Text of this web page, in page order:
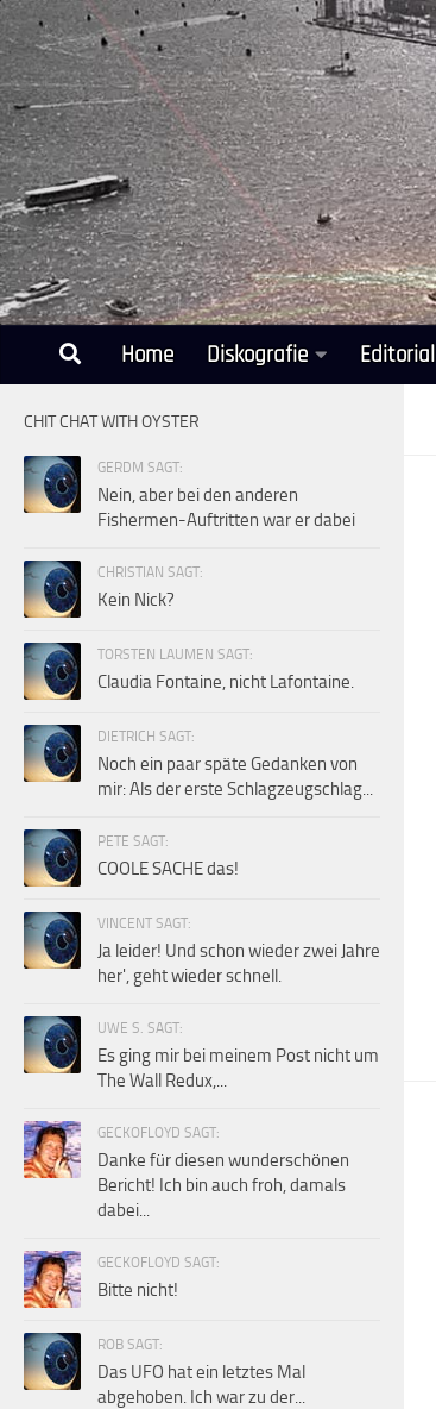
Unter dem Inhalt
Home Diskografie Editorial
CHIT CHAT WITH OYSTER
GERDM SAGT:
Nein, aber bei den anderen
Fishermen-Auftritten war er dabei
CHRISTIAN SAGT:
Kein Nick?
TORSTEN LAUMEN SAGT:
Claudia Fontaine, nicht Lafontaine.
DIETRICH SAGT:
Noch ein paar späte Gedanken von
mir: Als der erste Schlagzeugschlag...
PETE SAGT:
COOLE SACHE das!
VINCENT SAGT:
Ja leider! Und schon wieder zwei Jahre
her', geht wieder schnell.
UWE S. SAGT:
Es ging mir bei meinem Post nicht um
The Wall Redux,...
GECKOFLOYD SAGT:
Danke für diesen wunderschönen
Bericht! Ich bin auch froh, damals
dabei...
GECKOFLOYD SAGT:
Bitte nicht!
ROB SAGT:
Das UFO hat ein letztes Mal
abgehoben. Ich war zu der...